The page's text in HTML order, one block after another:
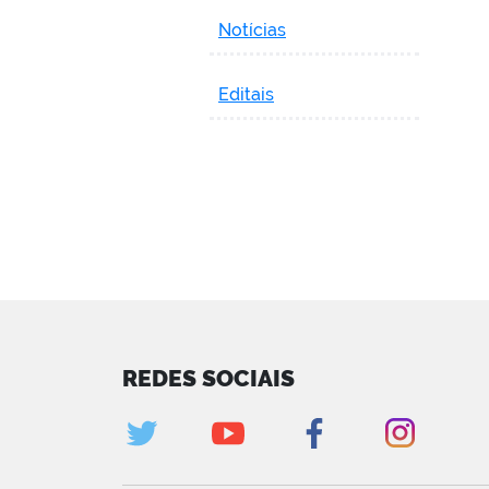
Notícias
Editais
REDES SOCIAIS